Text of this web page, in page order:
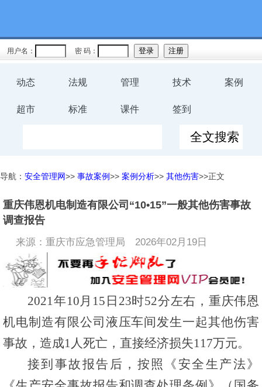
用户名： 密 码：
动态 法规 管理 技术 案例
超市 标准 课件 签到
导航： 安全管理网>> 事故案例>> 案例分析>> 其他伤害>>正文
重庆伟恩机电制造有限公司“10•15”一般其他伤害事故
调查报告
来源：重庆市应急管理局 2026年02月19日
2021年10月15日23时52分左右，重庆伟恩
机电制造有限公司液压车间发生一起其他伤害
事故，造成1人死亡，直接经济损失117万元。
接到事故报告后，按照《安全生产法》